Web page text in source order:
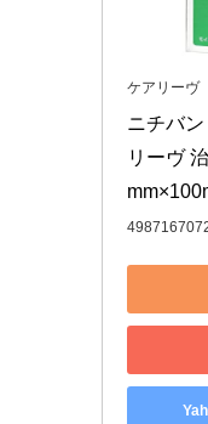
ケアリーヴ
ニチバ
リーヴ